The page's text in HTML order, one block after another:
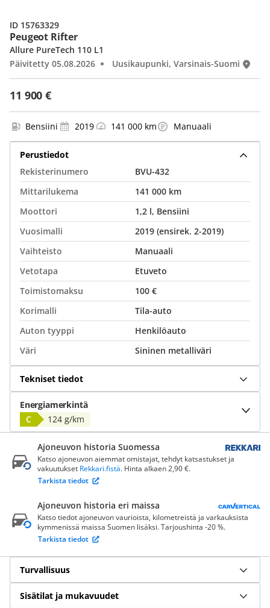
Peugeot Rifter
11 900 €
Allure PureTech 110 L1
Päivitetty 05.08.2026
Uusikaupunki, Varsinais-Suomi
ID 15763329
Bensiini 2019 141 000 km Manuaali
Perustiedot
Rekisterinumero
BVU-432
Mittarilukema
141 000 km
Moottori
1,2 l, Bensiini
Vuosimalli
2019 (ensirek. 2-2019)
Vaihteisto
Manuaali
Vetotapa
Etuveto
Toimistomaksu
100 €
Korimalli
Tila-auto
Auton tyyppi
Henkilöauto
Väri
Sininen metalliväri
Tekniset tiedot
Energiamerkintä
C
124 g/km
Ajoneuvon historia Suomessa
Katso ajoneuvon aiemmat omistajat, tehdyt katsastukset ja
vakuutukset Rekkari.fistä. Hinta alkaen 2,90 €.
Tarkista tiedot
Ajoneuvon historia eri maissa
Katso tiedot ajoneuvon vaurioista, kilometreistä ja varkauksista
kymmenissä maissa Suomen lisäksi. Tarjoushinta -20 %.
Tarkista tiedot
Turvallisuus
Sisätilat ja mukavuudet